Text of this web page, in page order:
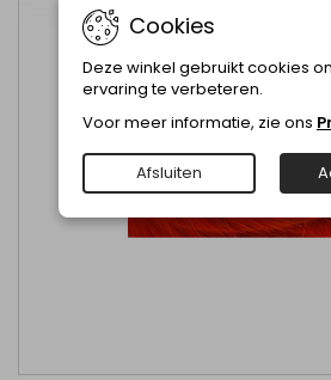
Cookies
Deze winkel gebruikt cookies
ervaring te verbeteren.
Voor meer informatie, zie ons
Afsluiten